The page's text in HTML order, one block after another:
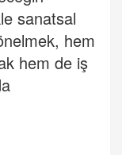
sanatsal
hem
hem de iş